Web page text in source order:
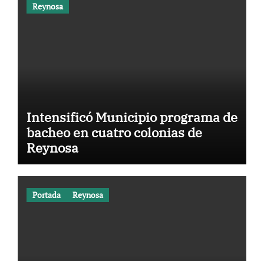
Reynosa
Intensificó Municipio programa de
bacheo en cuatro colonias de
Reynosa
Portada Reynosa